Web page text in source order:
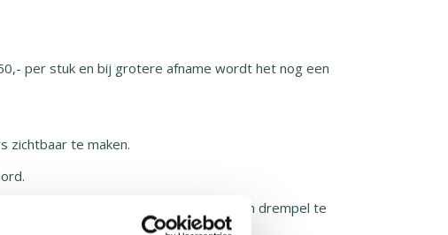
per stuk en bij grotere afname wordt het nog een
zichtbaar te maken.
per stuk. Maar dit hoeft helemaal geen drempel te